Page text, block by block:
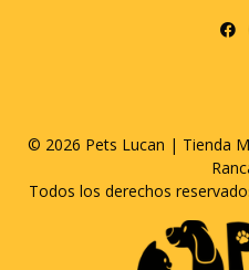
© 2026 Pets Lucan | Tienda
Todos los derechos